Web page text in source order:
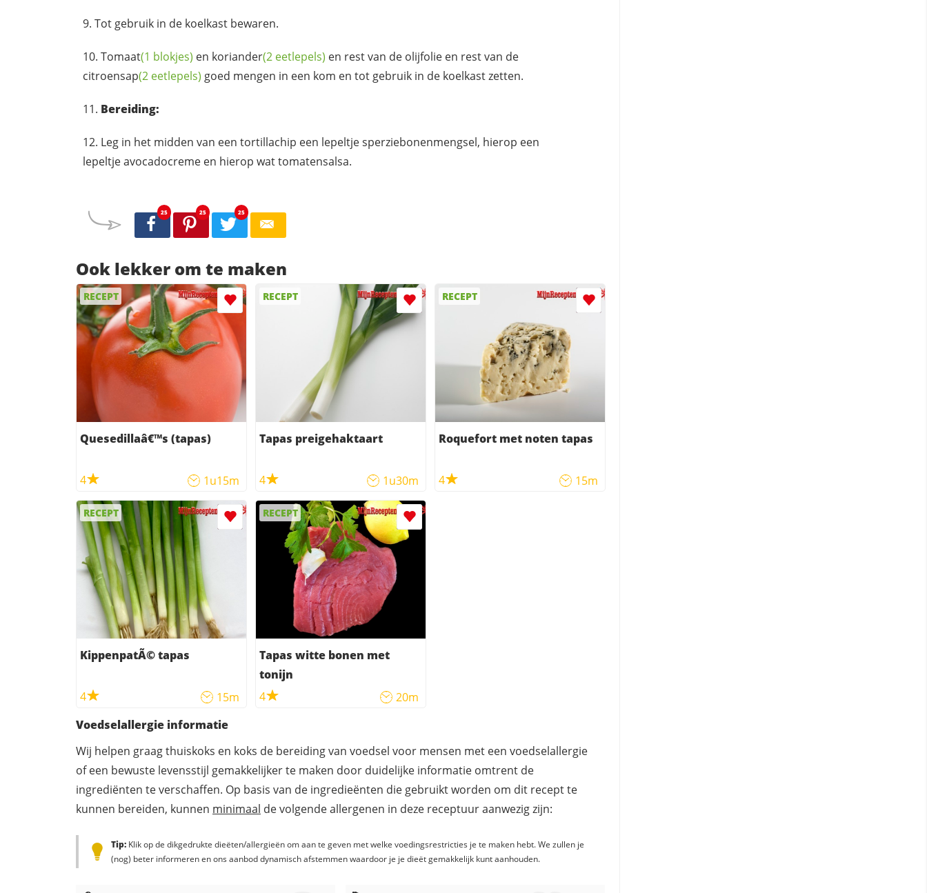
Tot gebruik in de koelkast bewaren.
Tomaat(1 blokjes) en koriander(2 eetlepels) en rest van de olijfolie en rest van de
citroensap(2 eetlepels) goed mengen in een kom en tot gebruik in de koelkast zetten.
Bereiding:
Leg in het midden van een tortillachip een lepeltje sperziebonenmengsel, hierop een
lepeltje avocadocreme en hierop wat tomatensalsa.
25 25 25
Ook lekker om te maken
RECEPT
Quesedillaâ€™s (tapas)
4 1u15m
RECEPT
Tapas preigehaktaart
4 1u30m
RECEPT
Roquefort met noten tapas
4 15m
RECEPT
KippenpatÃ© tapas
4 15m
RECEPT
Tapas witte bonen met
tonijn
4
20m
Voedselallergie informatie
Wij helpen graag thuiskoks en koks de bereiding van voedsel voor mensen met een voedselallergie
of een bewuste levensstijl gemakkelijker te maken door duidelijke informatie omtrent de
ingrediënten te verschaffen. Op basis van de ingredieënten die gebruikt worden om dit recept te
kunnen bereiden, kunnen minimaal de volgende allergenen in deze receptuur aanwezig zijn:
Tip: Klik op de dikgedrukte dieëten/allergieën om aan te geven met welke voedingsrestricties je te maken hebt. We zullen je
(nog) beter informeren en ons aanbod dynamisch afstemmen waardoor je je dieët gemakkelijk kunt aanhouden.